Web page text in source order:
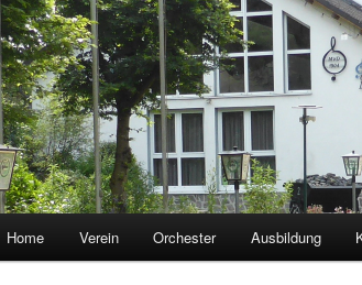
Home Verein Orchester Ausbildung